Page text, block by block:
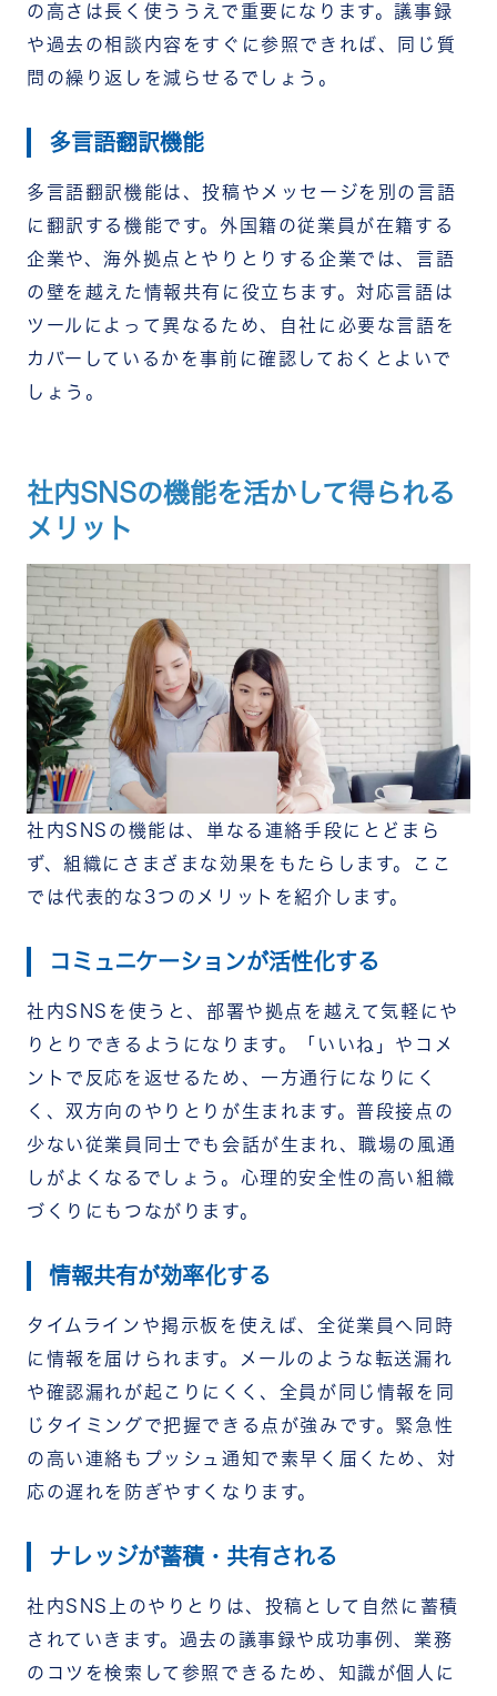
の高さは長く使ううえで重要になります。議事録
や過去の相談内容をすぐに参照できれば、同じ質
問の繰り返しを減らせるでしょう。
多言語翻訳機能
多言語翻訳機能は、投稿やメッセージを別の言語
に翻訳する機能です。外国籍の従業員が在籍する
企業や、海外拠点とやりとりする企業では、言語
の壁を越えた情報共有に役立ちます。対応言語は
ツールによって異なるため、自社に必要な言語を
カバーしているかを事前に確認しておくとよいで
しょう。
社内SNSの機能を活かして得られる
メリット
社内SNSの機能は、単なる連絡手段にとどまら
ず、組織にさまざまな効果をもたらします。ここ
では代表的な3つのメリットを紹介します。
コミュニケーションが活性化する
社内SNSを使うと、部署や拠点を越えて気軽にや
りとりできるようになります。「いいね」やコメ
ントで反応を返せるため、一方通行になりにく
く、双方向のやりとりが生まれます。 普段接点の
少ない従業員同士でも会話が生まれ、職場の風通
しがよくなるでしょう。心理的安全性の高い組織
づくりにもつながります。
情報共有が効率化する
タイムラインや掲示板を使えば、全従業員へ同時
に情報を届けられます。メールのような転送漏れ
や確認漏れが起こりにくく、全員が同じ情報を同
じタイミングで把握できる点が強みです。 緊急性
の高い連絡もプッシュ通知で素早く届くため、対
応の遅れを防ぎやすくなります。
ナレッジが蓄積・共有される
社内SNS上のやりとりは、投稿として自然に蓄積
されていきます。過去の議事録や成功事例、業務
のコツを検索して参照できるため、知識が個人に